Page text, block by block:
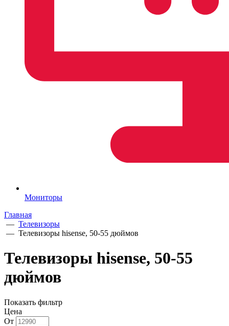
Мониторы
Главная
— Телевизоры
— Телевизоры hisense, 50-55 дюймов
Телевизоры hisense, 50-55
дюймов
Показать фильтр
Цена
От